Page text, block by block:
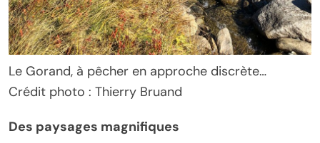
Le Gorand, à pêcher en approche discrète…
Crédit photo : Thierry Bruand
Des paysages magnifiques